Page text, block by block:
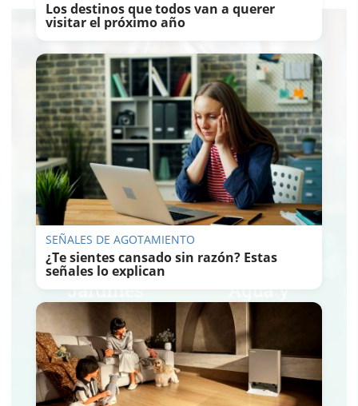
Los destinos que todos van a querer
visitar el próximo año
SEÑALES DE AGOTAMIENTO
¿Te sientes cansado sin razón? Estas
señales lo explican